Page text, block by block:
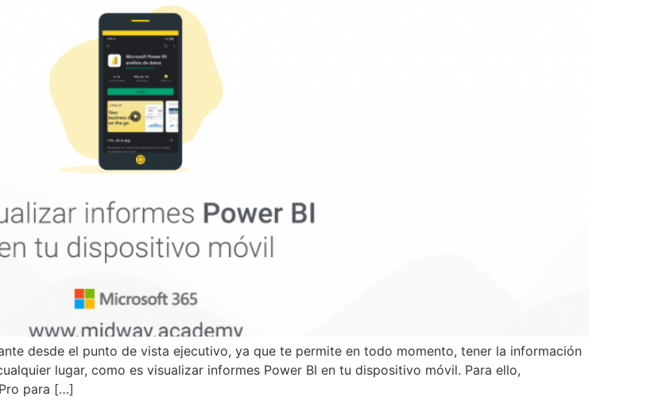
desde el punto de vista ejecutivo, ya que te permite en todo momento, tener la información
lugar, como es visualizar informes Power BI en tu dispositivo móvil. Para ello,
para […]